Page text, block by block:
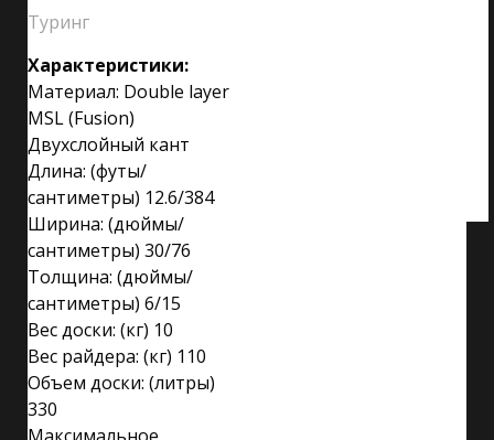
Туринг
Характеристики:
Материал: Double layer
MSL (Fusion)
Двухслойный кант
Длина: (футы/
сантиметры) 12.6/384
Ширина: (дюймы/
сантиметры) 30/76
Толщина: (дюймы/
сантиметры) 6/15
Вес доски: (кг) 10
Вес райдера: (кг) 110
Объем доски: (литры)
330